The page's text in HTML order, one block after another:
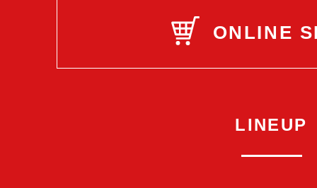
ONLINE
LINEUP